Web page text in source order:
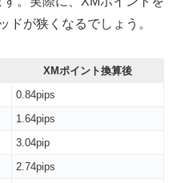
ドが狭くなるでしょう。
XMポイント換算後
0.84pips
1.64pips
3.04pip
2.74pips